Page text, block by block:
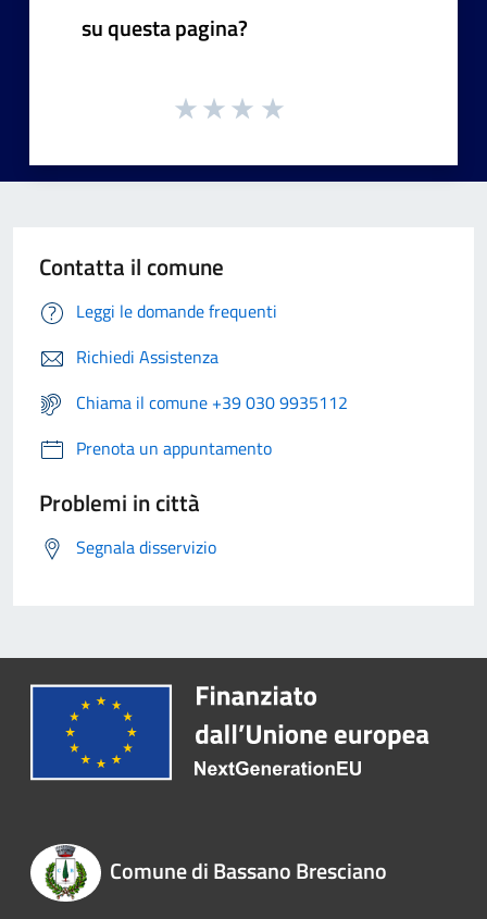
su questa pagina?
Contatta il comune
Leggi le domande frequenti
Richiedi Assistenza
Chiama il comune +39 030 9935112
Prenota un appuntamento
Problemi in città
Segnala disservizio
Comune di Bassano Bresciano